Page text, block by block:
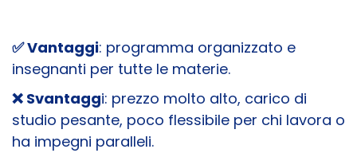
✅ Vantaggi: programma organizzato e
insegnanti per tutte le materie.
❌ Svantaggi: prezzo molto alto, carico di
studio pesante, poco flessibile per chi lavora o
ha impegni paralleli.